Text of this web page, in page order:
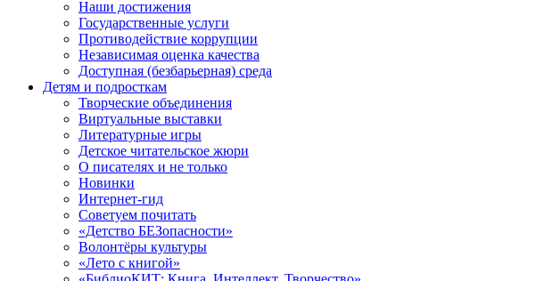
Наши достижения
Государственные услуги
Противодействие коррупции
Независимая оценка качества
Доступная (безбарьерная) среда
Детям и подросткам
Творческие объединения
Виртуальные выставки
Литературные игры
Детское читательское жюри
О писателях и не только
Новинки
Интернет-гид
Советуем почитать
«Детство БЕЗопасности»
Волонтёры культуры
«Лето с книгой»